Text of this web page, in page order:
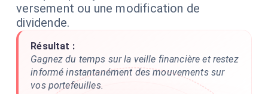
versement ou une modification de
dividende.
Résultat :
Gagnez du temps sur la veille financière et restez
informé instantanément des mouvements sur
vos portefeuilles.